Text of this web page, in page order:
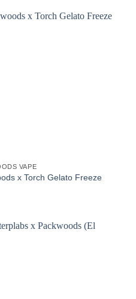
VAPE
x Torch Gelato Freeze